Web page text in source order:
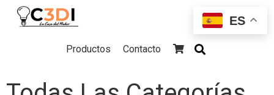
Productos Contacto
ES